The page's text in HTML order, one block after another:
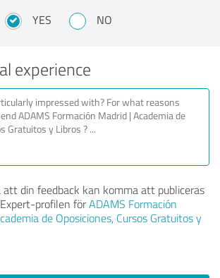
YES NO
experience
att din feedback kan komma att publiceras
profilen förADAMS Formación
de Oposiciones, Cursos Gratuitos y